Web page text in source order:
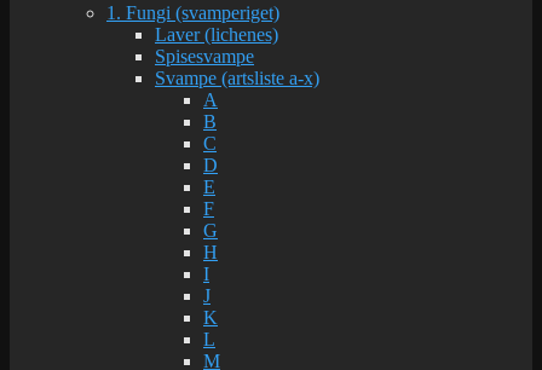
1. Fungi (svamperiget)
Laver (lichenes)
Spisesvampe
Svampe (artsliste a-x)
A
B
C
D
E
F
G
H
I
J
K
L
M